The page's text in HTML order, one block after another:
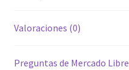
Valoraciones (0)
Preguntas de Mercado Libre